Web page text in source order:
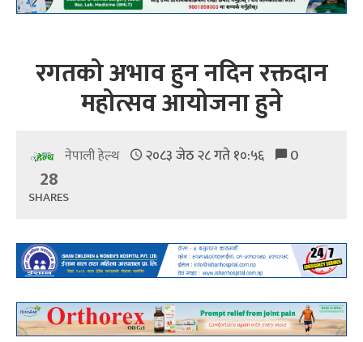
रगतको अभाव हुन नदिन रक्तदान
महोत्सव आयोजना हुने
नेपाली हेल्थ २०८३ जेठ २८ गते १०:५६ 0
28
SHARES